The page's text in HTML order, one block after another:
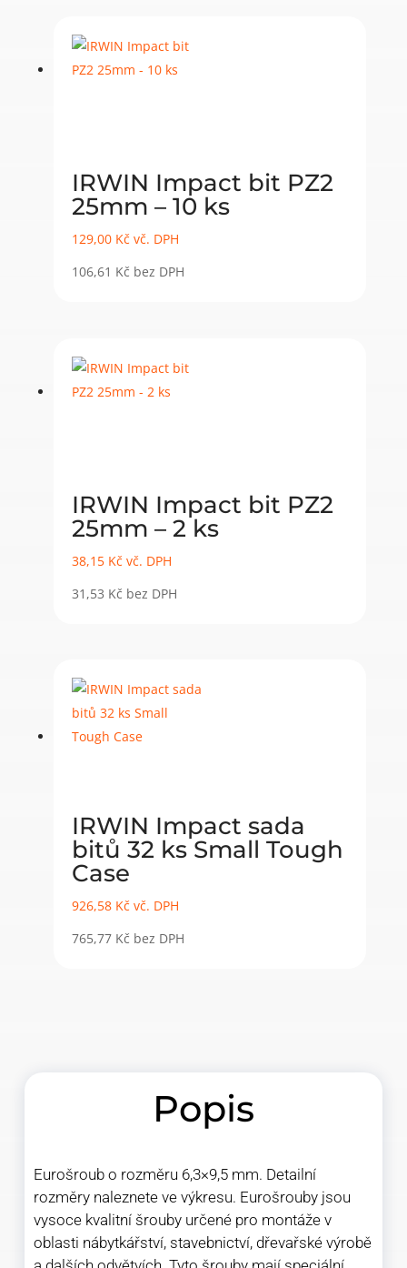
IRWIN Impact bit PZ2
25mm – 10 ks
129,00 Kč vč. DPH
106,61 Kč bez DPH
IRWIN Impact bit PZ2
25mm – 2 ks
38,15 Kč vč. DPH
31,53 Kč bez DPH
IRWIN Impact sada
bitů 32 ks Small Tough
Case
926,58 Kč vč. DPH
765,77 Kč bez DPH
Popis
Eurošroub o rozměru 6,3×9,5 mm. Detailní
rozměry naleznete ve výkresu. Eurošrouby jsou
vysoce kvalitní šrouby určené pro montáže v
oblasti nábytkářství, stavebnictví, dřevařské výrobě